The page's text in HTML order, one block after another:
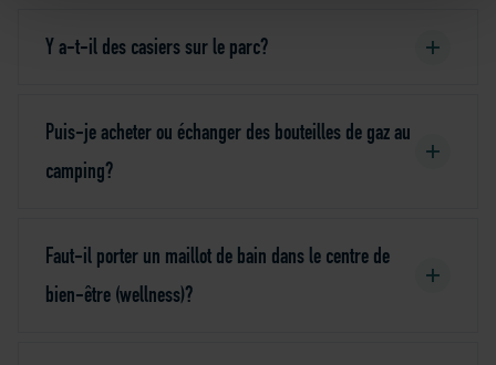
Y a-t-il des casiers sur le parc?
Puis-je acheter ou échanger des bouteilles de gaz au
camping?
Faut-il porter un maillot de bain dans le centre de
bien-être (wellness)?